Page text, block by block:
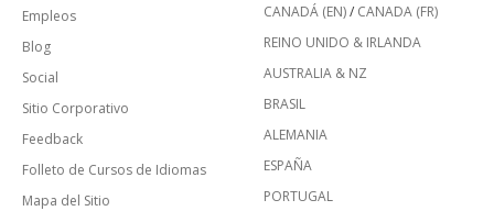
Empleos
Blog
Social
Sitio Corporativo
Feedback
Folleto de Cursos de Idiomas
Mapa del Sitio
CANADÁ (EN)/ CANADA (FR)
REINO UNIDO & IRLANDA
AUSTRALIA & NZ
BRASIL
ALEMANIA
ESPAÑA
PORTUGAL